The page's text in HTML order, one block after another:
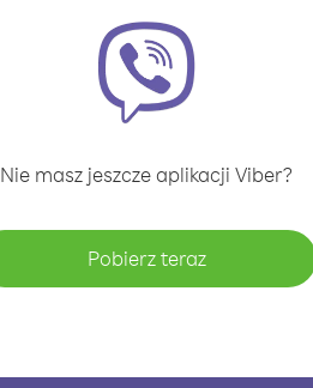
Nie masz jeszcze aplikacji Viber?
Pobierz teraz